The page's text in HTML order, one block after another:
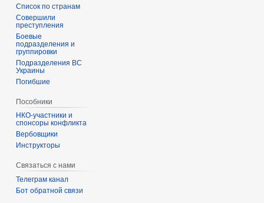
Список по странам
Совершили
преступления
Боевые
подразделения и
группировки
Подразделения ВС
Украины
Погибшие
Пособники
спонсоры конфликта
‏‎Вербовщики
Инструкторы
Связаться с нами
Телеграм канал
Бот обратной связи